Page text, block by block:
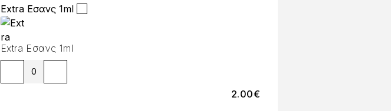
Extra Εσανς 1ml
Extra Εσανς 1ml
2.00€